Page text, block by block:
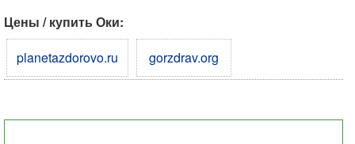
Цены / купить Оки:
planetazdorovo.ru
gorzdrav.org